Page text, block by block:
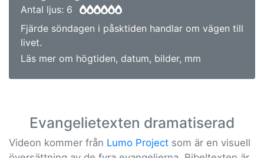
Antal ljus: 6
Fjärde söndagen i påsktiden handlar om vägen till
livet.
Läs mer om högtiden, datum, bilder, mm
Evangelietexten dramatiserad
Videon kommer från Lumo Project som är en visuell